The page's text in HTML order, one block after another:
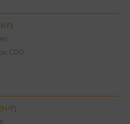
F)
CDD
F)